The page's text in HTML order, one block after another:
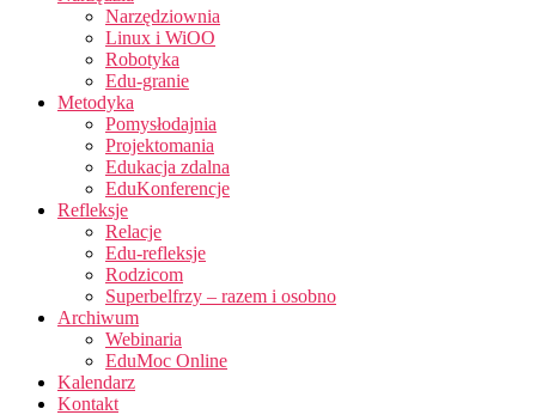
Narzędziownia
Linux i WiOO
Robotyka
Edu-granie
Metodyka
Pomysłodajnia
Projektomania
Edukacja zdalna
EduKonferencje
Refleksje
Relacje
Edu-refleksje
Rodzicom
Superbelfrzy – razem i osobno
Archiwum
Webinaria
EduMoc Online
Kalendarz
Kontakt